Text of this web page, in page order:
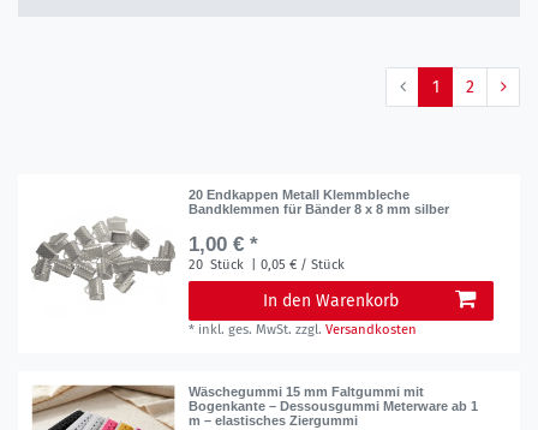
1 2
20 Endkappen Metall Klemmbleche
Bandklemmen für Bänder 8 x 8 mm silber
1,00 € *
20 Stück | 0,05 € / Stück
In den Warenkorb
* inkl. ges. MwSt. zzgl.Versandkosten
Wäschegummi 15 mm Faltgummi mit
Bogenkante – Dessousgummi Meterware ab 1
m – elastisches Ziergummi